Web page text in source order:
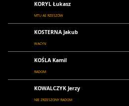
KORYL Łukasz
MTU AE RZESZÓW
KOSTERNA Jakub
WACYN
KOŚLA Kamil
RADOM
KOWALCZYK Jerzy
NIE ZRZESZONY RADOM